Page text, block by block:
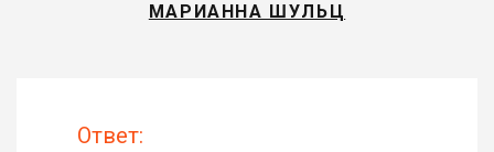
МАРИАННА ШУЛЬЦ
Ответ: